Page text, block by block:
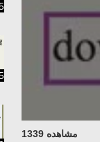
مشاهده 1339